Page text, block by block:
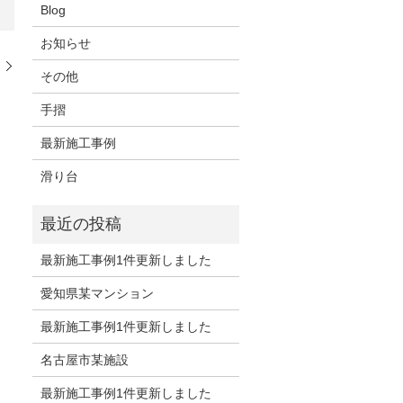
Blog
お知らせ
その他
手摺
最新施工事例
滑り台
最新施工事例1件更新しました
愛知県某マンション
最新施工事例1件更新しました
名古屋市某施設
最新施工事例1件更新しました